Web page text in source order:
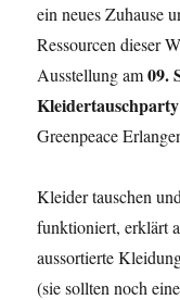
ein neues Zuhause
Ressourcen dieser
Ausstellung am09.
Greenpeace
Kleider tauschen
funktioniert, erklärt
aussortierte
(sie sollten noch